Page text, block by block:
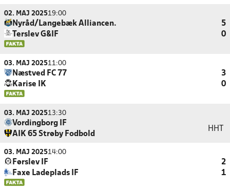
02. MAJ 202519:00
Nyråd/Langebæk Alliancen.
5
Terslev G&IF
0
03. MAJ 202511:00
Næstved FC 77
3
Karise IK
0
03. MAJ 202513:30
Vordingborg IF
AIK 65 Strøby Fodbold
HHT
03. MAJ 202514:00
Førslev IF
2
Faxe Ladeplads IF
1